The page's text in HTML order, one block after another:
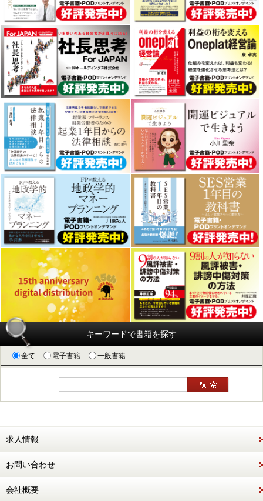
キーワードで書籍を探す
全て 電子書籍 一般書籍
求人情報
お問い合わせ
会社概要